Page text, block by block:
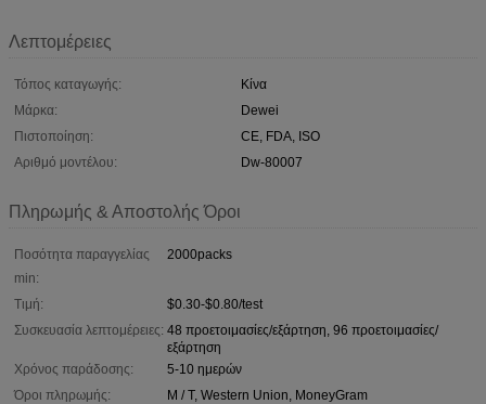
Λεπτομέρειες
Τόπος καταγωγής:
Κίνα
Μάρκα:
Dewei
Πιστοποίηση:
CE, FDA, ISO
Αριθμό μοντέλου:
Dw-80007
Πληρωμής & Αποστολής Όροι
Ποσότητα παραγγελίας
min:
2000packs
Τιμή:
$0.30-$0.80/test
Συσκευασία λεπτομέρειες: 48 προετοιμασίες/εξάρτηση, 96 προετοιμασίες/
εξάρτηση
Χρόνος παράδοσης:
5-10 ημερών
Όροι πληρωμής:
Μ / Τ, Western Union, MoneyGram